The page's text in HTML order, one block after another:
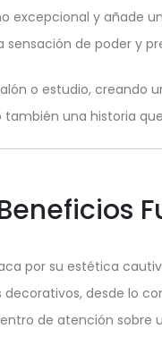
excepcional y añade
sensación de poder y
o estudio, creando
una historia
por su estética
desde lo
de atención sobre